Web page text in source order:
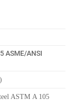
ASME/ANSI
ASTM A 105